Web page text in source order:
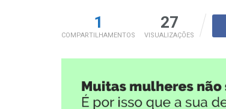
1
COMPARTILHAMENTOS
27
VISUALIZAÇÕES